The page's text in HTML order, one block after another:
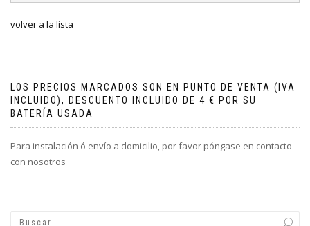
volver a la lista
LOS PRECIOS MARCADOS SON EN PUNTO DE VENTA (IVA
INCLUIDO), DESCUENTO INCLUIDO DE 4 € POR SU
BATERÍA USADA
Para instalación ó envío a domicilio, por favor póngase en contacto
con nosotros